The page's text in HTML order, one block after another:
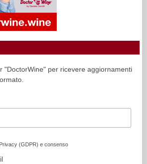
"DoctorWine" per ricevere aggiornamenti
(GDPR) e consenso